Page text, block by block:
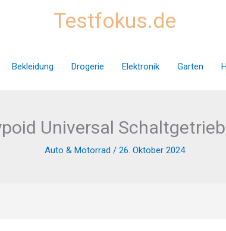
Testfokus.de
Bekleidung Drogerie Elektronik Garten
Universal
Auto & Motorrad / 26. Oktober 2024